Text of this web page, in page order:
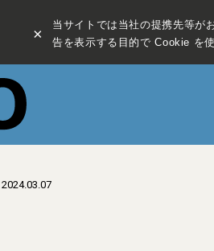
×
当サイトでは当社の提携先等が
告を表示する目的で Cookie を